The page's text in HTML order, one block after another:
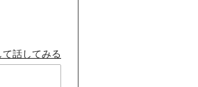
て話してみる